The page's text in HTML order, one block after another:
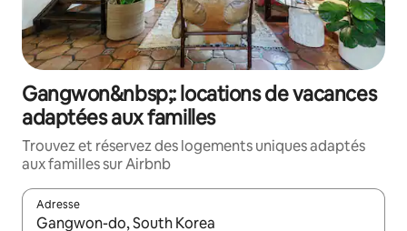
Gangwon&nbsp;: locations de vacances
adaptées aux familles
Trouvez et réservez des logements uniques adaptés
aux familles sur Airbnb
Adresse
Lorsque les résultats s'affichent, utilisez les flèches vers le